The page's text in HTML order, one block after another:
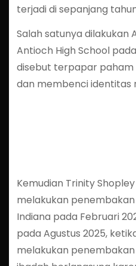
terjadi di sepanjang
Salah satunya dilakukan
Antioch High School
disebut terpapar paham
dan membenci identitas
Kemudian Trinity
melakukan
Indiana pada Februari
pada Agustus 2025,
melakukan